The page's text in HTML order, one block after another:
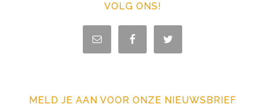
VOLG ONS!
MELD JE AAN VOOR ONZE NIEUWSBRIEF